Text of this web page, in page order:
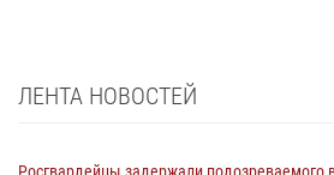
ЛЕНТА НОВОСТЕЙ